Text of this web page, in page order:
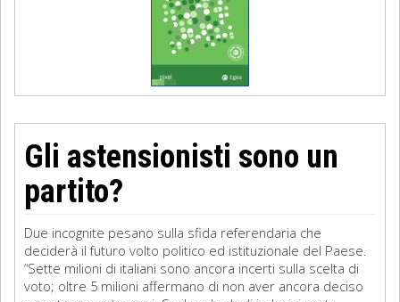
Gli astensionisti sono un
partito?
Due incognite pesano sulla sfida referendaria che
deciderà il futuro volto politico ed istituzionale del Paese.
“Sette milioni di italiani sono ancora incerti sulla scelta di
voto; oltre 5 milioni affermano di non aver ancora deciso